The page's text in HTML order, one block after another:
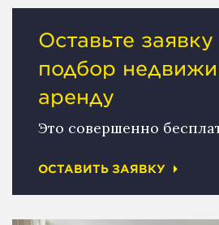
Оставьте заявку
подбор
аренду
Это совершенно
ОСТАВИТЬ ЗАЯВКУ